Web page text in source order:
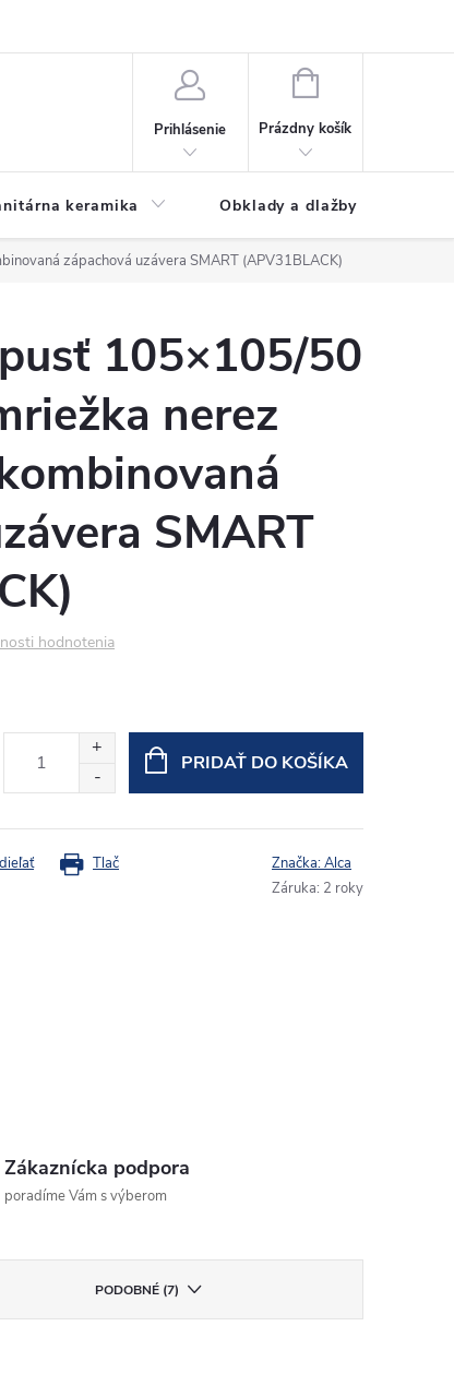
Prihlásenie
NÁKUPNÝ
Prázdny košík
keramika Obklady a dlažby
zápachová uzávera SMART (APV31BLACK)
105×105/50
nerez
SMART
hodnotenia
PRIDAŤ DO KOŠÍKA
Tlač Značka:Alca
Záruka: 2 roky
Zákaznícka podpora
poradíme Vám s výberom
PODOBNÉ (7)